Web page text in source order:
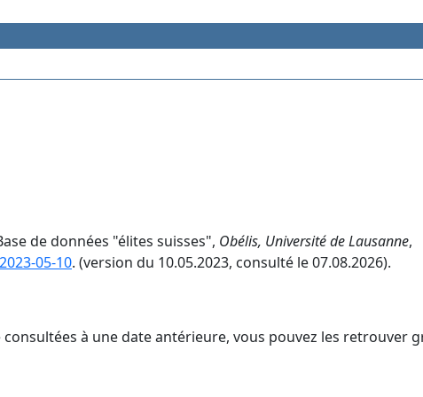
de données "élites suisses", Obélis, Université de Lausanne,
05-10. (version du 10.05.2023, consulté le 07.08.2026).
à une date antérieure, vous pouvez les retrouver